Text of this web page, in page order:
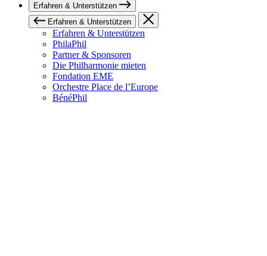
Erfahren & Unterstützen
Erfahren & Unterstützen
Erfahren & Unterstützen
PhilaPhil
Partner & Sponsoren
Die Philharmonie mieten
Fondation EME
Orchestre Place de l’Europe
BénéPhil